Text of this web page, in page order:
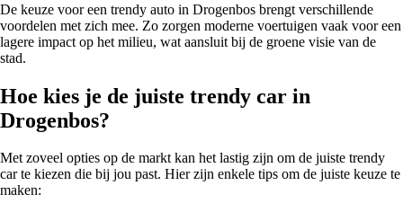
De keuze voor een trendy auto in Drogenbos brengt verschillende
voordelen met zich mee. Zo zorgen moderne voertuigen vaak voor een
lagere impact op het milieu, wat aansluit bij de groene visie van de
stad.
Hoe kies je de juiste trendy car in
Drogenbos?
Met zoveel opties op de markt kan het lastig zijn om de juiste trendy
car te kiezen die bij jou past. Hier zijn enkele tips om de juiste keuze te
maken: